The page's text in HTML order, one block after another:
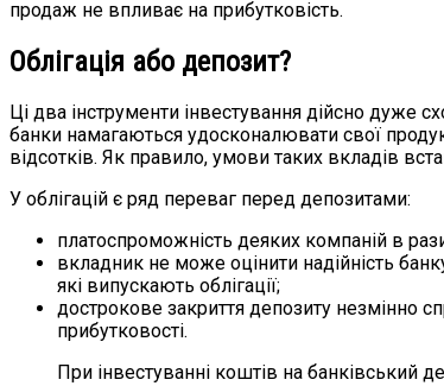
продаж не впливає на прибутковість.
Облігація або депозит?
Ці два інструменти інвестування дійсно дуже
банки намагаються удосконалювати свої
відсотків. Як правило, умови таких вкладів
У облігацій є ряд переваг перед депозитами:
платоспроможність деяких компаній в
вкладник не може оцінити надійність
які випускають облігації;
дострокове закриття депозиту незмінно
прибутковості.
При інвестуванні коштів на банківський